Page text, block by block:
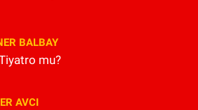
BALBAY
mu?
AVCI